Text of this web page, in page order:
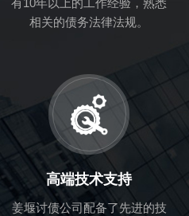
相关的债务法律法规。
高端技术支持
姜堰讨债公司配备了先进的技